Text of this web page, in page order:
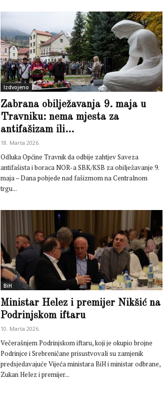
Izdvojeno
Zabrana obilježavanja 9. maja u
Travniku: nema mjesta za
antifašizam ili...
18. Marta 2026.
Odluka Općine Travnik da odbije zahtjev Saveza
antifašista i boraca NOR-a SBK/KSB za obilježavanje 9.
maja – Dana pobjede nad fašizmom na Centralnom
trgu...
BiH
Ministar Helez i premijer Nikšić na
Podrinjskom iftaru
10. Marta 2026.
Večerašnjem Podrinjskom iftaru, koji je okupio brojne
Podrinjce i Srebreničane prisustvovali su zamjenik
predsjedavajuće Vijeća ministara BiH i ministar odbrane,
Zukan Helez i premijer...